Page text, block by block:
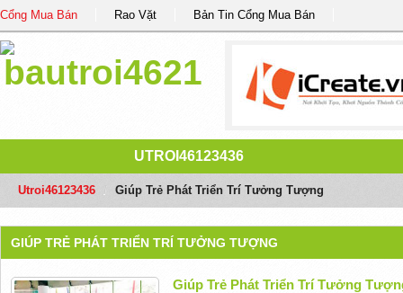
Cổng Mua Bán Rao Vặt Bản Tin Cổng Mua Bán
UTROI46123436
Utroi46123436 Giúp Trẻ Phát Triển Trí Tưởng Tượng
GIÚP TRẺ PHÁT TRIỂN TRÍ TƯỞNG TƯỢNG
Giúp Trẻ Phát Triển Trí Tưởng